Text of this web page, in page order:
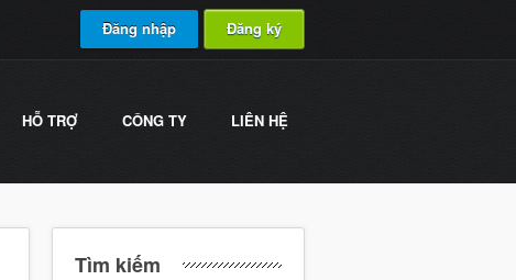
Đăng nhập Đăng ký
HỖ TRỢ CÔNG TY LIÊN HỆ
Tìm kiếm